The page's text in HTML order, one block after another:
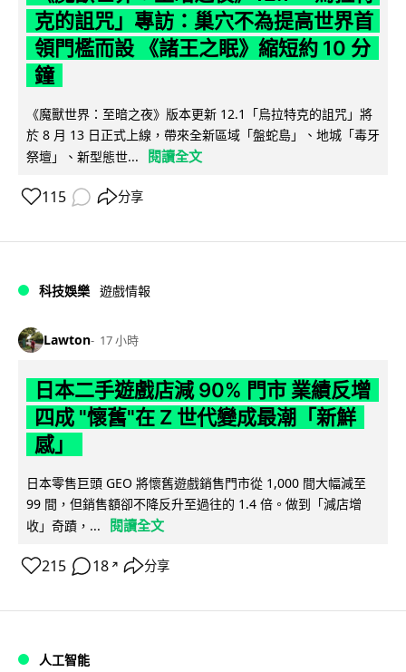
克的詛咒」專訪：巢穴不為提高世界首
領門檻而設 《諸王之眠》縮短約 10 分
鐘
《魔獸世界：至暗之夜》版本更新 12.1「烏拉特克的詛咒」將
於 8 月 13 日正式上線，帶來全新區域「盤蛇島」、地城「毒牙
祭壇」、新型態世...
閱讀全文
115 分享
科技娛樂 遊戲情報
Lawton 17 小時
日本二手遊戲店減 90% 門市 業績反增
四成 "懷舊"在 Z 世代變成最潮「新鮮
感」
日本零售巨頭 GEO 將懷舊遊戲銷售門市從 1,000 間大幅減至
99 間，但銷售額卻不降反升至過往的 1.4 倍。做到「減店增
收」奇蹟，...
閱讀全文
215 18 ↗ 分享
人工智能